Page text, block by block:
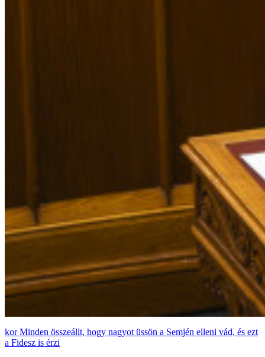
Minden összeállt, hogy nagyot üssön a Semjén elleni vád, és ezt
a Fidesz is érzi